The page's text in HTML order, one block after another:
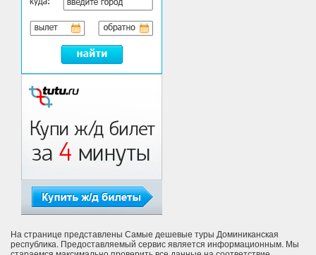
На странице представлены Самые дешевые туры Доминиканская
республика. Предоставляемый сервис является информационным. Мы